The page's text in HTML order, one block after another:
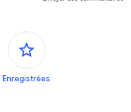
Panneaux latéraux
Enregistrées